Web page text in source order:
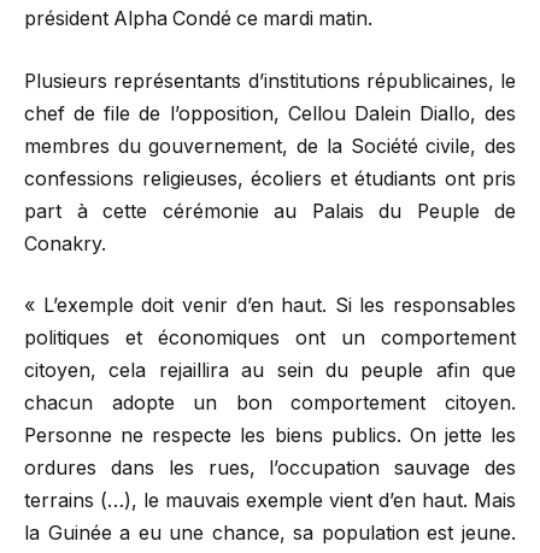
président Alpha Condé ce mardi matin.
Plusieurs représentants d’institutions républicaines, le
chef de file de l’opposition, Cellou Dalein Diallo, des
membres du gouvernement, de la Société civile, des
confessions religieuses, écoliers et étudiants ont pris
part à cette cérémonie au Palais du Peuple de
Conakry.
« L’exemple doit venir d’en haut. Si les responsables
politiques et économiques ont un comportement
citoyen, cela rejaillira au sein du peuple afin que
chacun adopte un bon comportement citoyen.
Personne ne respecte les biens publics. On jette les
ordures dans les rues, l’occupation sauvage des
terrains (…), le mauvais exemple vient d’en haut. Mais
la Guinée a eu une chance, sa population est jeune.